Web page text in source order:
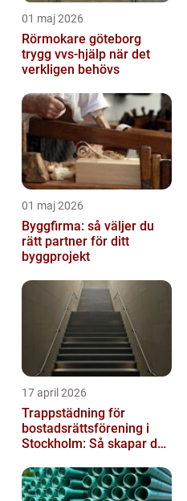
01 maj 2026
Rörmokare göteborg
trygg vvs-hjälp när det
verkligen behövs
01 maj 2026
Byggfirma: så väljer du
rätt partner för ditt
byggprojekt
17 april 2026
Trappstädning för
bostadsrättsförening i
Stockholm: Så skapar du
trapphus...